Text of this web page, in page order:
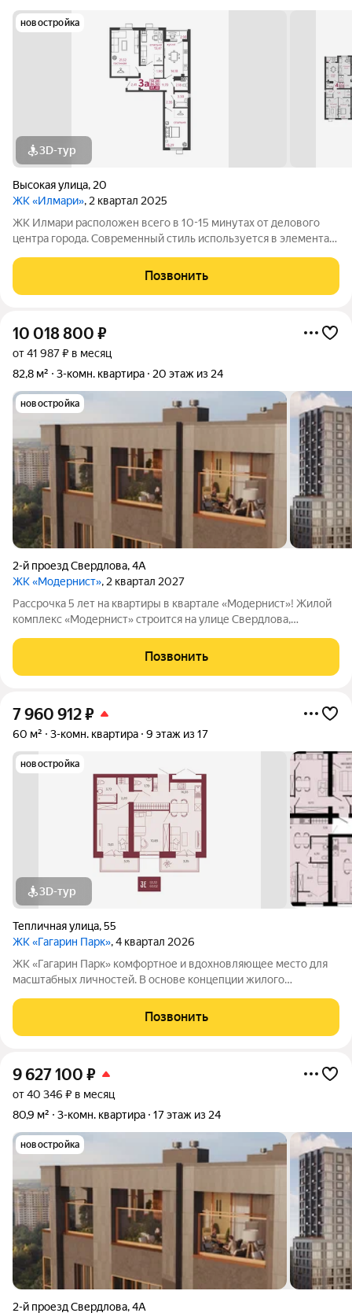
новостройка
3D-тур
Высокая улица, 20
ЖК «Илмари», 2 квартал 2025
ЖК Илмари расположен всего в 10-15 минутах от делового
центра города. Современный стиль используется в элементах
пространств. Все пять домов жилого комплекса готовы и
сданы в эксплуатацию. При
Позвонить
10 018 800 ₽
от 41 987 ₽ в месяц
82,8 м²
3-комн. квартира 20 этаж из 24
новостройка
2-й проезд Свердлова,4А
ЖК «Модернист», 2 квартал 2027
Рассрочка 5 лет на квартиры в квартале «Модернист»! Жилой
комплекс «Модернист» строится на улице Свердлова,
образовательному и культурному центру. Здесь каждая деталь
помогает жить, отдыхать и
Позвонить
7 960 912₽
60 м² 3-комн. квартира 9 этаж из 17
новостройка
3D-тур
Тепличная улица,55
ЖК «Гагарин Парк», 4 квартал 2026
ЖК «Гагарин Парк» комфортное и вдохновляющее место для
масштабных личностей. В основе концепции жилого
великого летчика-космонавта и героя СССР. Жилой квартал
«Гагарин Парк» расположился в
Позвонить
9 627 100 ₽
от 40 346 ₽ в месяц
80,9 м²
3-комн. квартира 17 этаж из 24
новостройка
2-й проезд Свердлова,4А